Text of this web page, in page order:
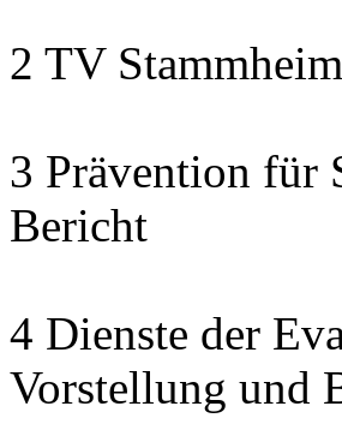
2 TV
3 Prävention für
Bericht
4 Dienste der
Vorstellung und